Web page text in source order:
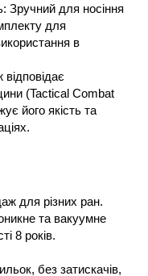
Зручний для носіння
для
в
(Tactical Combat
його якість та
для різних ран.
та вакуумне
8 років.
без затискачів,